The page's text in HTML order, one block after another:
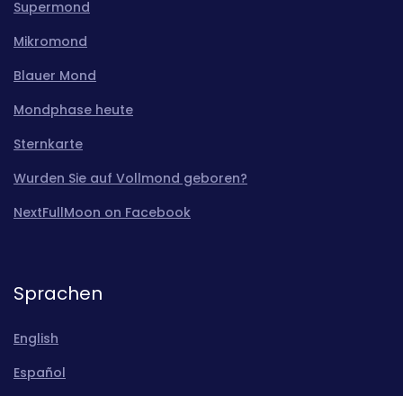
Supermond
Mikromond
Blauer Mond
Mondphase heute
Sternkarte
Wurden Sie auf Vollmond geboren?
NextFullMoon on Facebook
Sprachen
English
Español